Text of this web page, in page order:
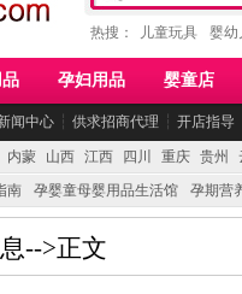
热搜： 儿童玩具 婴幼
孕妇用品 婴童店
闻中心 ┆ 供求招商代理 ┆ 开店指导
内蒙 山西 江西 四川 重庆 贵州
南 孕婴童母婴用品生活馆 孕期营
-->正文